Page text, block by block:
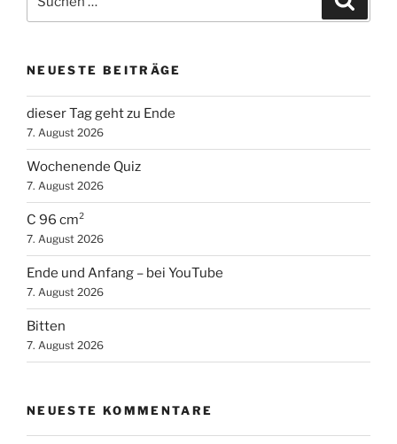
nach:
NEUESTE BEITRÄGE
dieser Tag geht zu Ende
7. August 2026
Wochenende Quiz
7. August 2026
C 96 cm²
7. August 2026
Ende und Anfang – bei YouTube
7. August 2026
Bitten
7. August 2026
NEUESTE KOMMENTARE